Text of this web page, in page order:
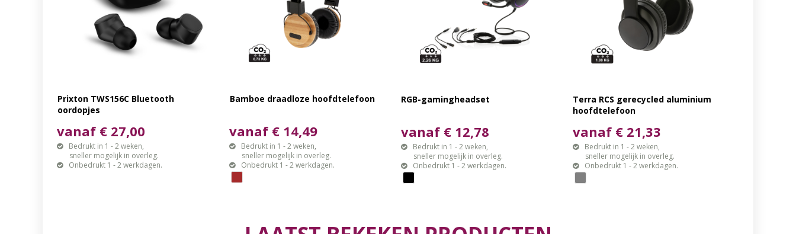
Prixton TWS156C Bluetooth
oordopjes
vanaf € 27,00
Bedrukt in 1 - 2 weken,
sneller mogelijk in overleg.
Onbedrukt 1 - 2 werkdagen.
Bamboe draadloze hoofdtelefoon
vanaf € 14,49
Bedrukt in 1 - 2 weken,
sneller mogelijk in overleg.
Onbedrukt 1 - 2 werkdagen.
RGB-gamingheadset
vanaf € 12,78
Bedrukt in 1 - 2 weken,
sneller mogelijk in overleg.
Onbedrukt 1 - 2 werkdagen.
Terra RCS gerecycled aluminium
hoofdtelefoon
vanaf € 21,33
Bedrukt in 1 - 2 weken,
sneller mogelijk in overleg.
Onbedrukt 1 - 2 werkdagen.